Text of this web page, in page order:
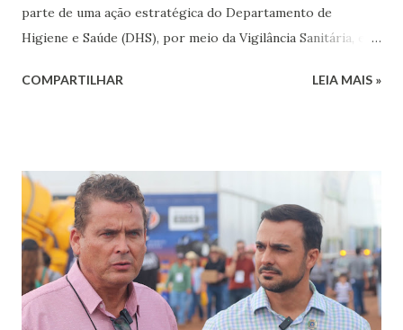
parte de uma ação estratégica do Departamento de
Higiene e Saúde (DHS), por meio da Vigilância Sanitária, em
especialmente nos bairros com aumento de casos de
diretamente nas larvas, interrompendo seu ciclo de
desenvolvimento e evitando que atinjam a fase adulta. A
ação conta com equipamentos da empresa Jacto e utiliza o
produto VectoBac, fornecido pela empresa Sumitomo,
100% biológico e seguro para o meio ambiente. O
município reforça que essa iniciativa é parte de um esforço
COMPARTILHAR LEIA MAIS »